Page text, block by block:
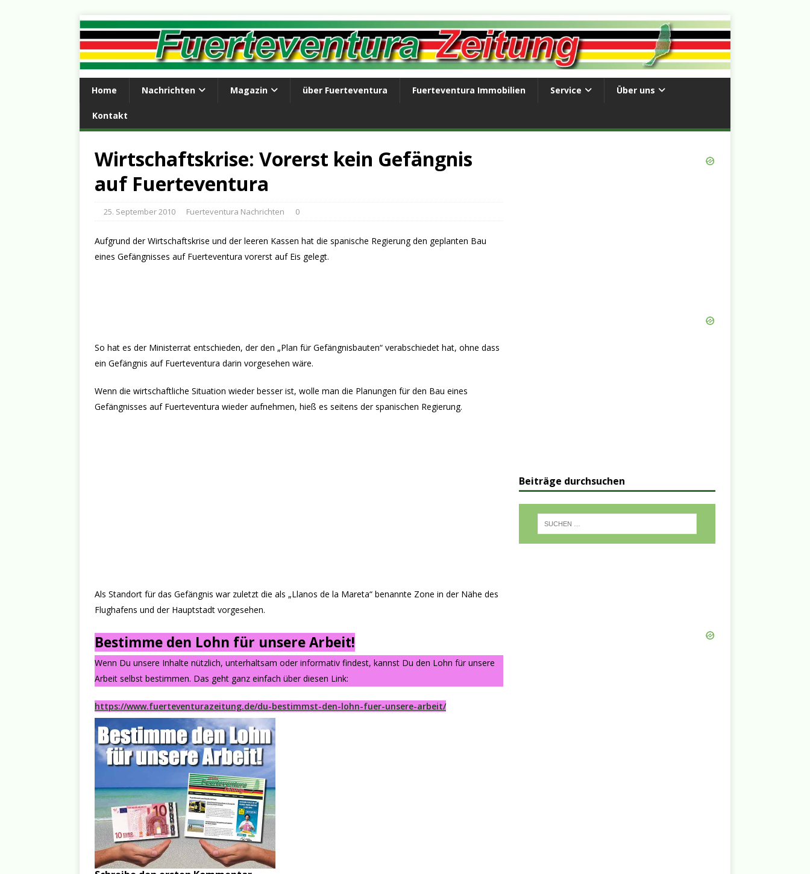
Home Nachrichten Magazin über Fuerteventura Fuerteventura Immobilien Service Über uns
Kontakt
Wirtschaftskrise: Vorerst kein Gefängnis
auf Fuerteventura
25. September 2010 Fuerteventura Nachrichten 0
Aufgrund der Wirtschaftskrise und der leeren Kassen hat die spanische Regierung den geplanten Bau
eines Gefängnisses auf Fuerteventura vorerst auf Eis gelegt.
So hat es der Ministerrat entschieden, der den „Plan für Gefängnisbauten“ verabschiedet hat, ohne dass
ein Gefängnis auf Fuerteventura darin vorgesehen wäre.
Wenn die wirtschaftliche Situation wieder besser ist, wolle man die Planungen für den Bau eines
Gefängnisses auf Fuerteventura wieder aufnehmen, hieß es seitens der spanischen Regierung.
Als Standort für das Gefängnis war zuletzt die als „Llanos de la Mareta“ benannte Zone in der Nähe des
Flughafens und der Hauptstadt vorgesehen.
Bestimme den Lohn für unsere Arbeit!
Wenn Du unsere Inhalte nützlich, unterhaltsam oder informativ findest, kannst Du den Lohn für unsere
Arbeit selbst bestimmen. Das geht ganz einfach über diesen Link:
https://www.fuerteventurazeitung.de/du-bestimmst-den-lohn-fuer-unsere-arbeit/
Beiträge durchsuchen